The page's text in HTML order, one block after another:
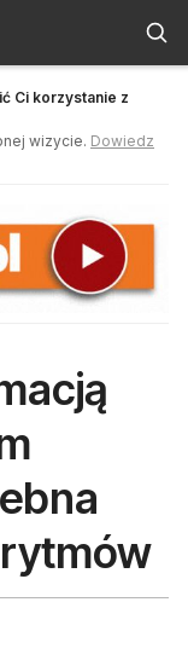
Ci korzystanie z
wizycie. Dowiedz